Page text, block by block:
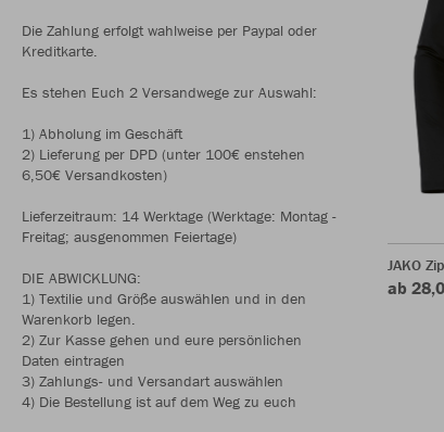
Die Zahlung erfolgt wahlweise per Paypal oder
Kreditkarte.
Es stehen Euch 2 Versandwege zur Auswahl:
1) Abholung im Geschäft
2) Lieferung per DPD (unter 100€ enstehen
6,50€ Versandkosten)
Lieferzeitraum: 14 Werktage (Werktage: Montag -
Freitag; ausgenommen Feiertage)
DIE ABWICKLUNG:
1) Textilie und Größe auswählen und in den
Warenkorb legen.
2) Zur Kasse gehen und eure persönlichen
Daten eintragen
3) Zahlungs- und Versandart auswählen
4) Die Bestellung ist auf dem Weg zu euch
JAKO
ab